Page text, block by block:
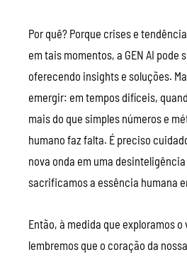
Por quê? Porque crises e
em tais momentos, a GEN AI pode
oferecendo insights e soluções.
emergir: em tempos difíceis,
mais do que simples números e
humano faz falta. É preciso
nova onda em uma
sacrificamos a essência humana
Então, à medida que exploramos o
lembremos que o coração da